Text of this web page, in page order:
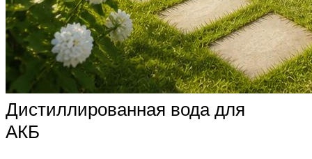
Дистиллированная вода для
АКБ